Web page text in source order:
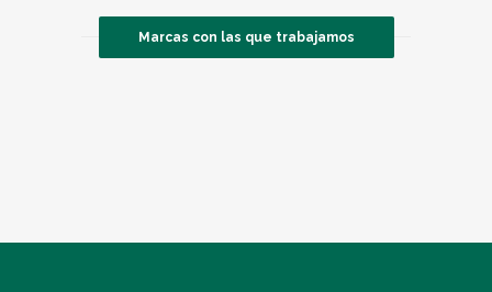
Marcas con las que trabajamos